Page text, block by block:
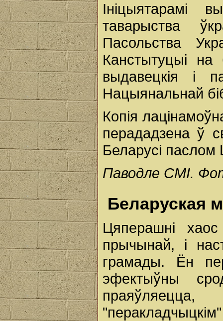
Ініцыятарамі
таварыства
Пасольства
Канстытуцыі
выдавецкія і
Нацыянальнай
Копія
перададзена ў
Беларусі
Паводле СМІ.
Беларуская
Цяперашні
прычынай, і
грамады. Ён
эфектыўны